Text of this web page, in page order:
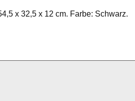
x 32,5 x 12 cm. Farbe: Schwarz.